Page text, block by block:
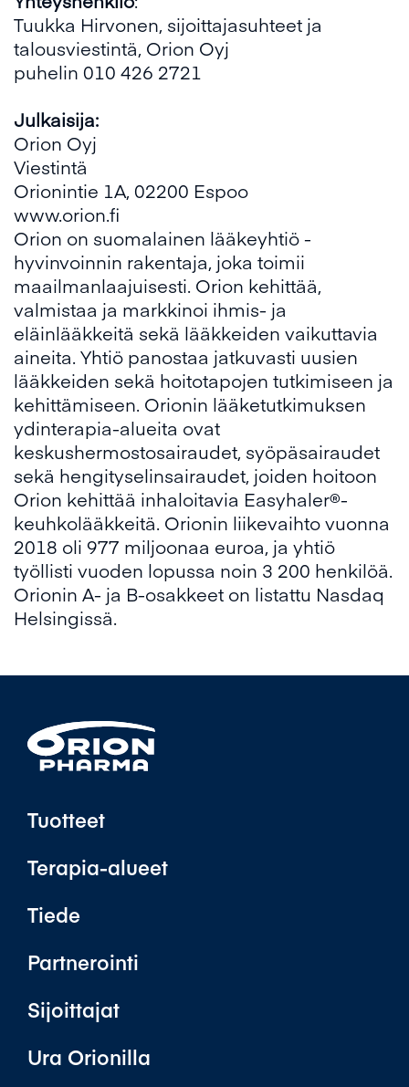
Tuukka Hirvonen, sijoittajasuhteet ja
talousviestintä, Orion Oyj
puhelin 010 426 2721
Julkaisija:
Orion Oyj
Viestintä
Orionintie 1A, 02200 Espoo
www.orion.fi
Orion on suomalainen lääkeyhtiö -
hyvinvoinnin rakentaja, joka toimii
maailmanlaajuisesti. Orion kehittää,
valmistaa ja markkinoi ihmis- ja
eläinlääkkeitä sekä lääkkeiden vaikuttavia
aineita. Yhtiö panostaa jatkuvasti uusien
lääkkeiden sekä hoitotapojen tutkimiseen ja
kehittämiseen. Orionin lääketutkimuksen
ydinterapia-alueita ovat
keskushermostosairaudet, syöpäsairaudet
sekä hengityselinsairaudet, joiden hoitoon
Orion kehittää inhaloitavia Easyhaler®-
keuhkolääkkeitä. Orionin liikevaihto vuonna
2018 oli 977 miljoonaa euroa, ja yhtiö
työllisti vuoden lopussa noin 3 200 henkilöä.
Orionin A- ja B-osakkeet on listattu Nasdaq
Helsingissä.
Tuotteet
Terapia-alueet
Tiede
Partnerointi
Sijoittajat
Ura Orionilla